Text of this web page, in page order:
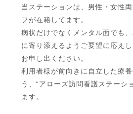
当ステーションは、男性・女性
フが在籍してます。
病状だけでなくメンタル面でも
に寄り添えるようご要望に応え
お申し出ください。
利用者様が前向きに自立した療
う、“アローズ訪問看護ステーシ
ます。